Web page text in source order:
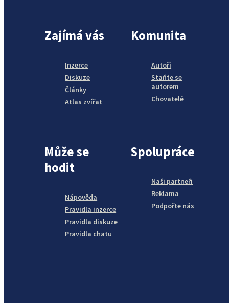
Zajímá vás
Inzerce
Diskuze
Články
Atlas zvířat
Komunita
Autoři
Staňte se
autorem
Chovatelé
Může se
hodit
Nápověda
Pravidla inzerce
Pravidla diskuze
Pravidla chatu
Spolupráce
Naši partneři
Reklama
Podpořte nás